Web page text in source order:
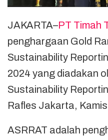
JAKARTA–PT Timah
penghargaan Gold
Sustainability
2024 yang diadakan
Sustainability
Rafles Jakarta,
ASRRAT adalah